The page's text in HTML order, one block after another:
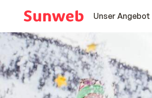
Unser Angebot